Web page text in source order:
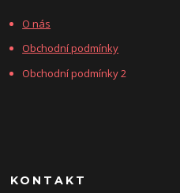
O nás
Obchodní podmínky
Obchodní podmínky 2
KONTAKT